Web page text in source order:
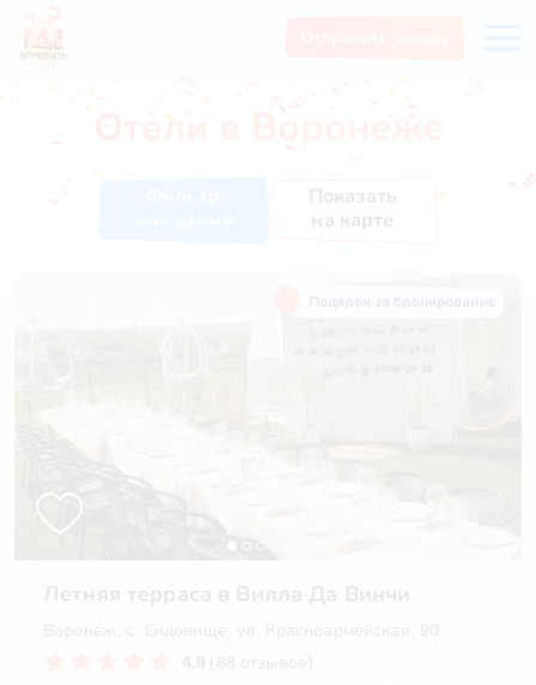
Отели в Воронеже
Показать
на карте
Летняя терраса в Вилла Да Винчи
Воронеж, с. Ендовище, ул. Красноармейская, 90
4.9 (88 отзывов)